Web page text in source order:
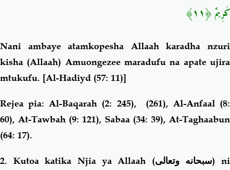
كَرِيمٌ ﴿١١﴾
Nani ambaye atamkopesha Allaah karadha nzuri
kisha (Allaah) Amuongezee maradufu na apate ujira
mtukufu. [Al-Hadiyd (57: 11)]
Rejea pia: Al-Baqarah (2: 245), (261), Al-Anfaal (8:
60), At-Tawbah (9: 121), Sabaa (34: 39), At-Taghaabun
(64: 17).
2. Kutoa katika Njia ya Allaah (سبحانه وتعالى) ni